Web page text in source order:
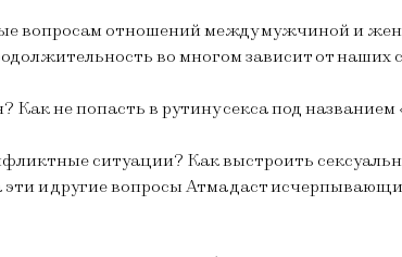
вопросам отношений между мужчиной и
во многом зависит от наших
не попасть в рутину секса под
ситуации? Как выстроить
и другие вопросы Атма даст